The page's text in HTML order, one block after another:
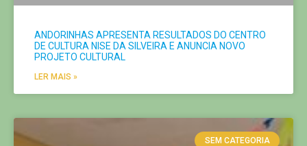
ANDORINHAS APRESENTA RESULTADOS DO CENTRO
DE CULTURA NISE DA SILVEIRA E ANUNCIA NOVO
PROJETO CULTURAL
LER MAIS »
SEM CATEGORIA